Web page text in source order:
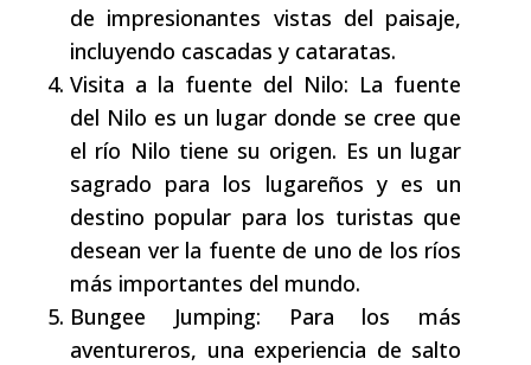
de impresionantes vistas del paisaje,
incluyendo cascadas y cataratas.
Visita a la fuente del Nilo: La fuente
del Nilo es un lugar donde se cree que
el río Nilo tiene su origen. Es un lugar
sagrado para los lugareños y es un
destino popular para los turistas que
desean ver la fuente de uno de los ríos
más importantes del mundo.
Bungee Jumping: Para los más
aventureros, una experiencia de salto